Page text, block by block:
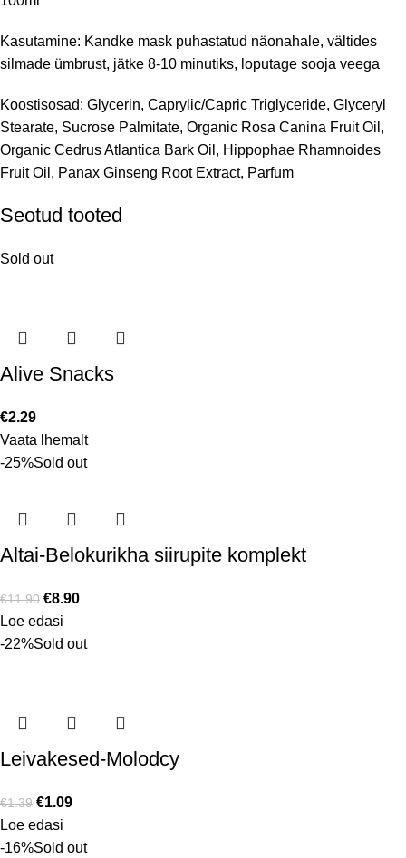
Kasutamine: Kandke mask puhastatud näonahale, vältides
silmade ümbrust, jätke 8-10 minutiks, loputage sooja veega
Koostisosad: Glycerin, Caprylic/Capric Triglyceride, Glyceryl
Stearate, Sucrose Palmitate, Organic Rosa Canina Fruit Oil,
Organic Cedrus Atlantica Bark Oil, Hippophae Rhamnoides
Fruit Oil, Panax Ginseng Root Extract, Parfum
Seotud tooted
Sold out
Alive Snacks
€2.29
Vaata lhemalt
-25%Sold out
Altai-Belokurikha siirupite komplekt
€11.90 €8.90
Loe edasi
-22%Sold out
Leivakesed-Molodcy
€1.39 €1.09
Loe edasi
-16%Sold out